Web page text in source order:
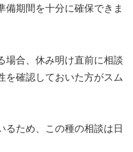
備期間を十分に確保できま
場合、休み明け直前に相談
を確認しておいた方がスム
るため、この種の相談は日